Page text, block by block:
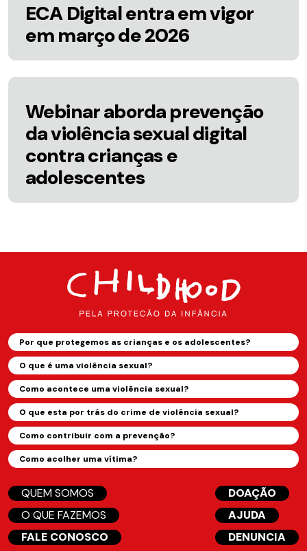
ECA Digital entra em vigor
em março de 2026
Webinar aborda prevenção
da violência sexual digital
contra crianças e
adolescentes
Por que protegemos as crianças e os adolescentes?
O que é uma violência sexual?
Como acontece uma violência sexual?
O que esta por trás do crime de violência sexual?
Como contribuir com a prevenção?
Como acolher uma vítima?
QUEM SOMOS
O QUE FAZEMOS
FALE CONOSCO
DOAÇÃO
AJUDA
DENUNCIA